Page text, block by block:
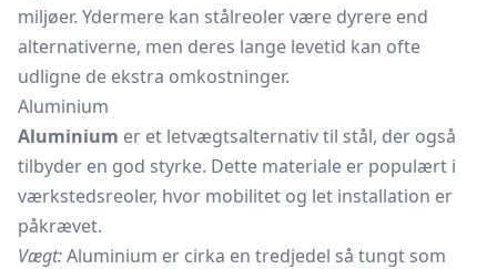
miljøer. Ydermere kan stålreoler være dyrere end
alternativerne, men deres lange levetid kan ofte
udligne de ekstra omkostninger.
Aluminium
Aluminium er et letvægtsalternativ til stål, der også
tilbyder en god styrke. Dette materiale er populært i
værkstedsreoler, hvor mobilitet og let installation er
påkrævet.
Vægt:Aluminium er cirka en tredjedel så tungt som